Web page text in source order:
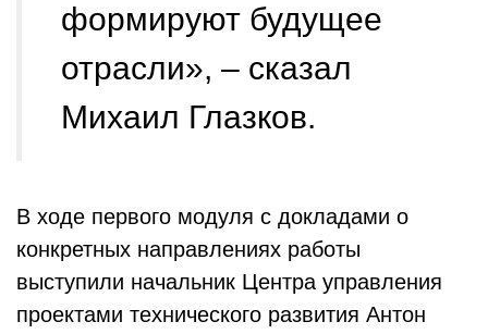
формируют будущее
отрасли», – сказал
Михаил Глазков.
В ходе первого модуля с докладами о
конкретных направлениях работы
выступили начальник Центра управления
проектами технического развития Антон